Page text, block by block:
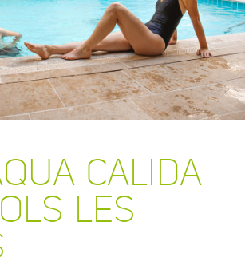
CALIDA
LES